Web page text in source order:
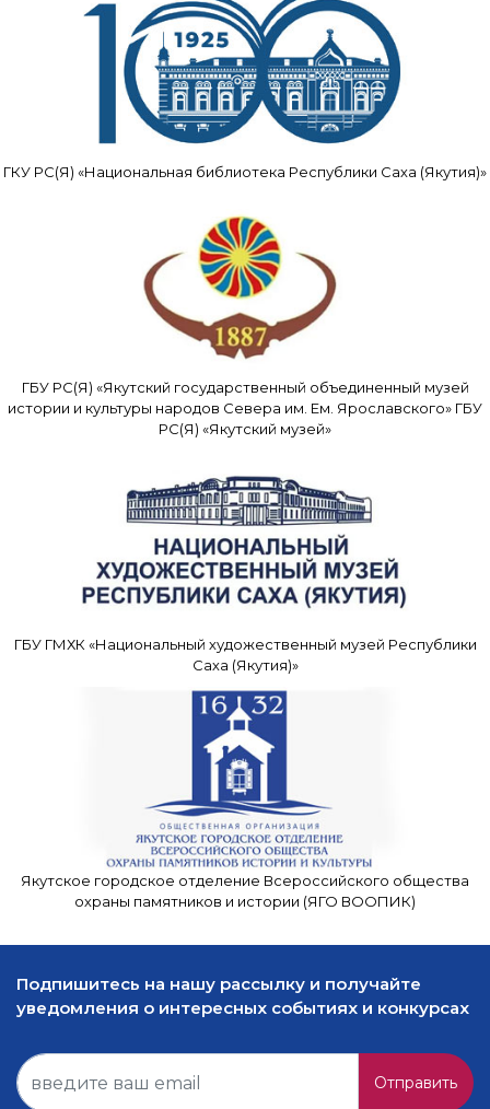
ГКУ РС(Я) «Национальная библиотека Республики Саха (Якутия)»
ГБУ РС(Я) «Якутский государственный объединенный музей
истории и культуры народов Севера им. Ем. Ярославского» ГБУ
РС(Я) «Якутский музей»
ГБУ ГМХК «Национальный художественный музей Республики
Саха (Якутия)»
Якутское городское отделение Всероссийского общества
охраны памятников и истории (ЯГО ВООПИК)
Подпишитесь на нашу рассылку и получайте
уведомления о интересных событиях и конкурсах
Отправить